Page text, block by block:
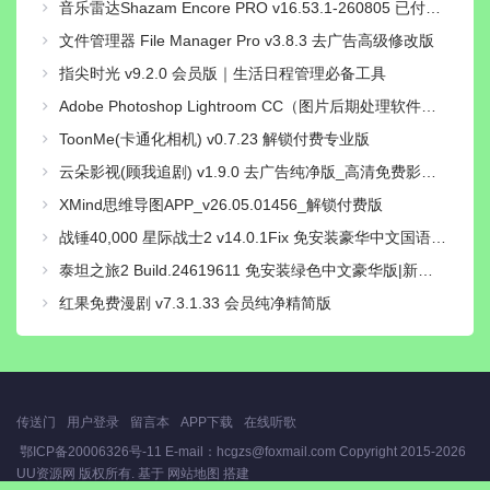
音乐雷达Shazam Encore PRO v16.53.1-260805 已付费专业高级中文版
文件管理器 File Manager Pro v3.8.3 去广告高级修改版
指尖时光 v9.2.0 会员版｜生活日程管理必备工具
Adobe Photoshop Lightroom CC（图片后期处理软件）v11.5.0直装解锁高级版
ToonMe(卡通化相机) v0.7.23 解锁付费专业版
云朵影视(顾我追剧) v1.9.0 去广告纯净版_高清免费影视追剧
XMind思维导图APP_v26.05.01456_解锁付费版
战锤40,000 星际战士2 v14.0.1Fix 免安装豪华中文国语绿色版|对峙-破天狂袭+预购特典+全新季票+全DCL+修改器|解压即撸
泰坦之旅2 Build.24619611 免安装绿色中文豪华版|新功能:精神专精与打造系统+预购特典+全DLC+修改器-支持手柄|解压即撸
红果免费漫剧 v7.3.1.33 会员纯净精简版
传送门 用户登录 留言本 APP下载
在线听歌
鄂ICP备20006326号-11 E-mail：hcgzs@foxmail.com Copyright 2015-2026
UU资源网 版权所有. 基于 网站地图 搭建